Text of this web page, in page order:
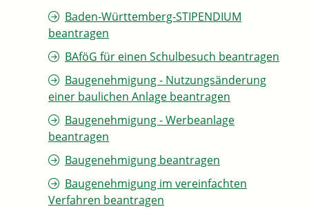
Baden-Württemberg-STIPENDIUM
beantragen
BAföG für einen Schulbesuch beantragen
Baugenehmigung - Nutzungsänderung
einer baulichen Anlage beantragen
Baugenehmigung - Werbeanlage
beantragen
Baugenehmigung beantragen
Baugenehmigung im vereinfachten
Verfahren beantragen